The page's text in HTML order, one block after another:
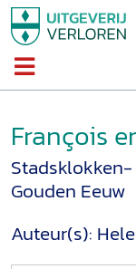
François
Gouden Eeuw
Auteur(s):